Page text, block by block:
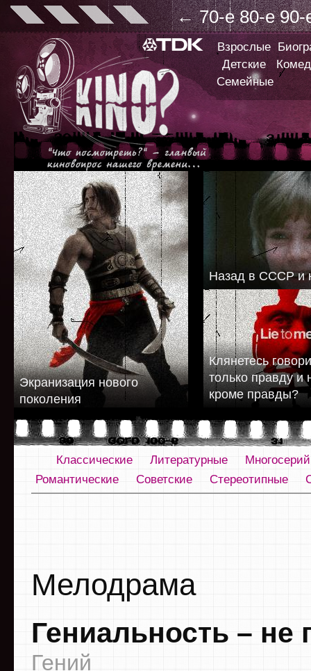
← 70-е 80-е 90-
Взрослые
Детские
Семейные
Экранизация нового
поколения
Назад в СССР и
Клянетесь
только правду и
кроме правды?
Классические Литературные
Романтические
Советские Стереотипные
Мелодрама
Гениальность – не
Гений